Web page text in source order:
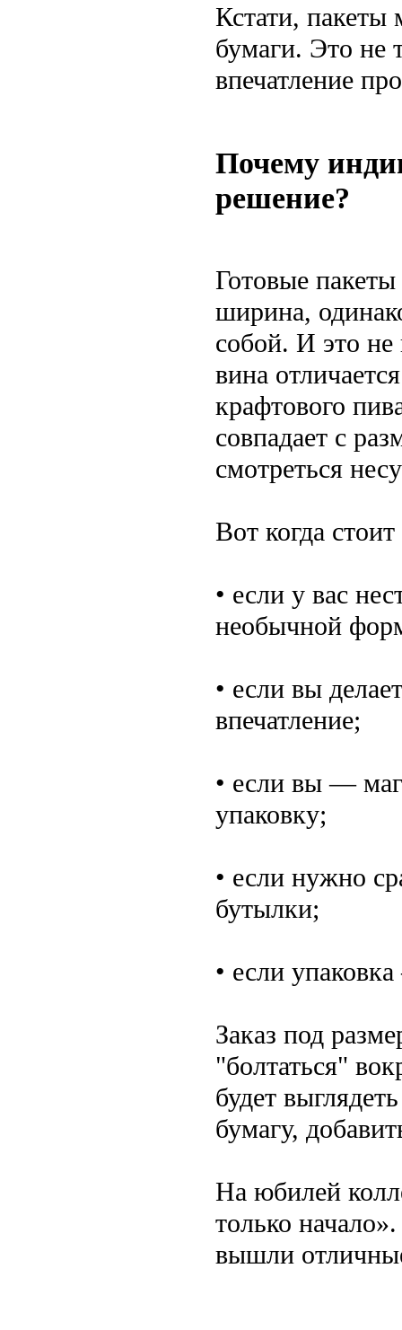
Кстати, пакеты
бумаги. Это не
впечатление
Почему
решение?
Готовые
ширина,
собой. И это не
вина
крафтового
совпадает с
смотреться
Вот когда
• если у вас
необычной
• если вы
впечатление;
• если вы —
упаковку;
• если нужно
бутылки;
• если
Заказ под
"болтаться"
будет
бумагу,
На юбилей
только
вышли